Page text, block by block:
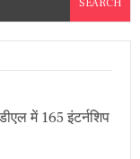
में 165 इंटर्नशिप